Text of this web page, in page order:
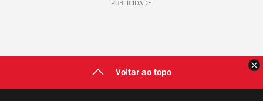
PUBLICIDADE
Voltar ao topo